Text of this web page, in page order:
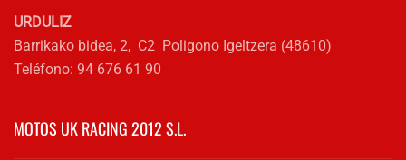
URDULIZ
Barrikako bidea, 2, C2 Poligono Igeltzera (48610)
Teléfono: 94 676 61 90
MOTOS UK RACING 2012 S.L.